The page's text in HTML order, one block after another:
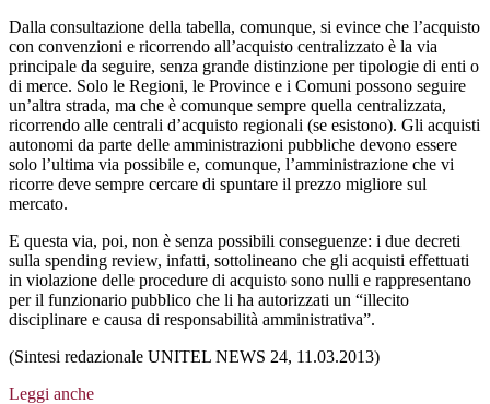
Dalla consultazione della tabella, comunque, si evince che l’acquisto
con convenzioni e ricorrendo all’acquisto centralizzato è la via
principale da seguire, senza grande distinzione per tipologie di enti o
di merce. Solo le Regioni, le Province e i Comuni possono seguire
un’altra strada, ma che è comunque sempre quella centralizzata,
ricorrendo alle centrali d’acquisto regionali (se esistono). Gli acquisti
autonomi da parte delle amministrazioni pubbliche devono essere
solo l’ultima via possibile e, comunque, l’amministrazione che vi
ricorre deve sempre cercare di spuntare il prezzo migliore sul
mercato.
E questa via, poi, non è senza possibili conseguenze: i due decreti
sulla spending review, infatti, sottolineano che gli acquisti effettuati
in violazione delle procedure di acquisto sono nulli e rappresentano
per il funzionario pubblico che li ha autorizzati un “illecito
disciplinare e causa di responsabilità amministrativa”.
(Sintesi redazionale UNITEL NEWS 24, 11.03.2013)
Leggi anche